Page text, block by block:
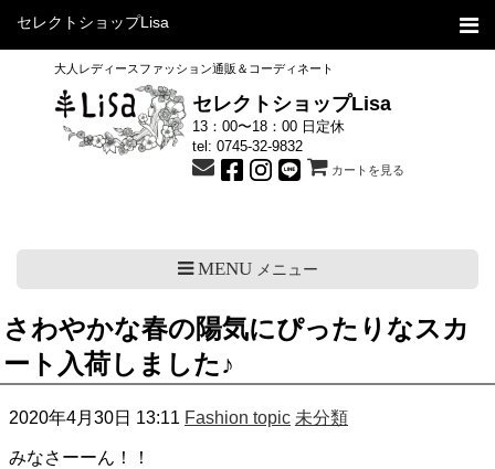
セレクトショップLisa
大人レディースファッション通販＆コーディネート
セレクトショップLisa
13：00〜18：00 日定休
tel: 0745-32-9832
カートを見る
MENUメニュー
さわやかな春の陽気にぴったりなスカ
ート入荷しました♪
2020年4月30日 13:11 Fashion topic 未分類
みなさーーん！！